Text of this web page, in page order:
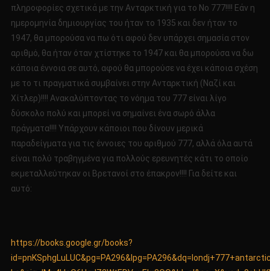
πληροφορίες σχετικά με την Ανταρκτική για το Νο 777!!!! Εάν η
ημερομηνία δημιουργίας του ήταν το 1935 και δεν ήταν το
1947, θα μπορούσα να πω ότι αφού δεν υπάρχει σημασία στον
αριθμό, θα ήταν όταν χτίστηκε το 1947 και θα μπορούσα να δω
κάποια έννοια σε αυτό, αφού θα μπορούσε να έχει κάποια σχέση
με το τι πραγματικά συμβαίνει στην Ανταρκτική (Ναζί και
Χίτλερ)!!!! Ανακαλύπτοντας το νόημα του 777 είναι λίγο
δύσκολο πολύ και μπορεί να σημαίνει ένα σωρό άλλα
πράγματα!!!! Υπάρχουν κάποιοι που δίνουν μερικά
παραδείγματα για τις έννοιες του αριθμού 777, αλλά όλα αυτά
είναι πολύ τραβηγμένα για πολλούς ερευνητές κάτι το οποίο
εκμεταλλεύτηκαν οι Βρετανοί στο έπακρον!!!! Για δείτε και
αυτό:
https://books.google.gr/books?